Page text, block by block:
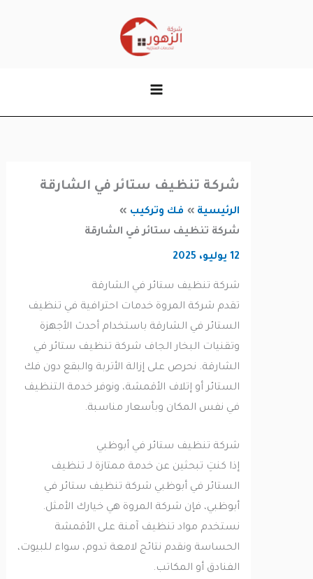
شركة تنظيف ستائر في الشارقة
الرئيسية
فك وتركيب
شركة تنظيف ستائر في الشارقة
شركة تنظيف ستائر في الشارقة
تقدم شركة المروة خدمات احترافية في تنظيف
الستائر في الشارقة باستخدام أحدث الأجهزة
وتقنيات البخار الجاف شركة تنظيف ستائر في
الشارقة. نحرص على إزالة الأتربة والبقع دون فك
الستائر أو إتلاف الأقمشة، ونوفر خدمة التنظيف
في نفس المكان وبأسعار مناسبة.
شركة تنظيف ستائر في أبوظبي
إذا كنتِ تبحثين عن خدمة ممتازة لـ تنظيف
الستائر في أبوظبي شركة تنظيف ستائر في
أبوظبي، فإن شركة المروة هي خيارك الأمثل.
نستخدم مواد تنظيف آمنة على الأقمشة
الحساسة ونقدم نتائج لامعة تدوم، سواء للبيوت،
الفنادق أو المكاتب.